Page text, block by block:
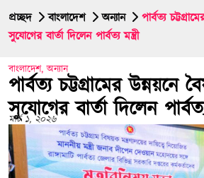
প্রচ্ছদ বাংলাদেশ অন্যান
পার্বত্য
সুযোগের বার্তা দিলেন পার্বত্য মন্ত্রী
বাংলাদেশ,অন্যান
পার্বত্য চট্টগ্রামের উন্নয়নে
সুযোগের বার্তা দিলেন পার্বত্য
মার্চ ১, ২০২৬